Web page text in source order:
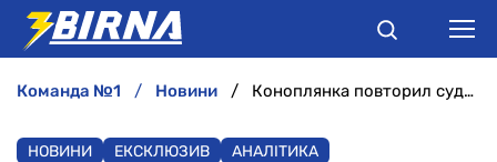
команда №1 новини Коноплянка повторил судьбу Шахтера. Крупнейшие победы в плей-офф Лиги чемпионов (видео)
НОВИНИ ЕКСКЛЮЗИВ АНАЛІТИКА